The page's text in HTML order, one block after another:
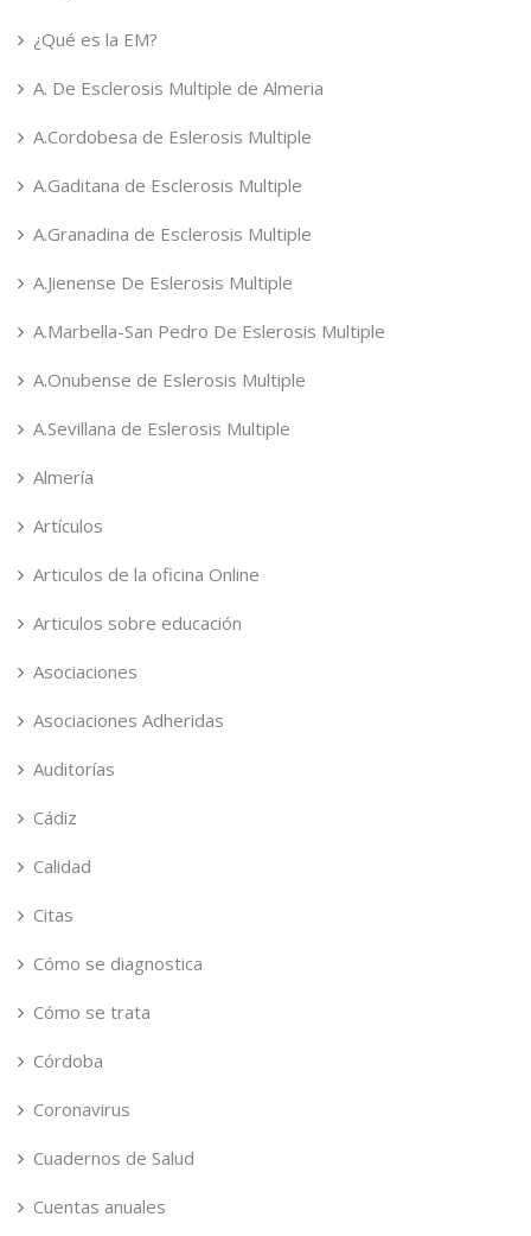
¿Qué es la EM?
A. De Esclerosis Multiple de Almeria
A.Cordobesa de Eslerosis Multiple
A.Gaditana de Esclerosis Multiple
A.Granadina de Esclerosis Multiple
A.Jienense De Eslerosis Multiple
A.Marbella-San Pedro De Eslerosis Multiple
A.Onubense de Eslerosis Multiple
A.Sevillana de Eslerosis Multiple
Almería
Artículos
Articulos de la oficina Online
Articulos sobre educación
Asociaciones
Asociaciones Adheridas
Auditorías
Cádiz
Calidad
Citas
Cómo se diagnostica
Cómo se trata
Córdoba
Coronavirus
Cuadernos de Salud
Cuentas anuales